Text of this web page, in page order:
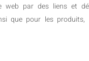
web par des liens et
que pour les produits,